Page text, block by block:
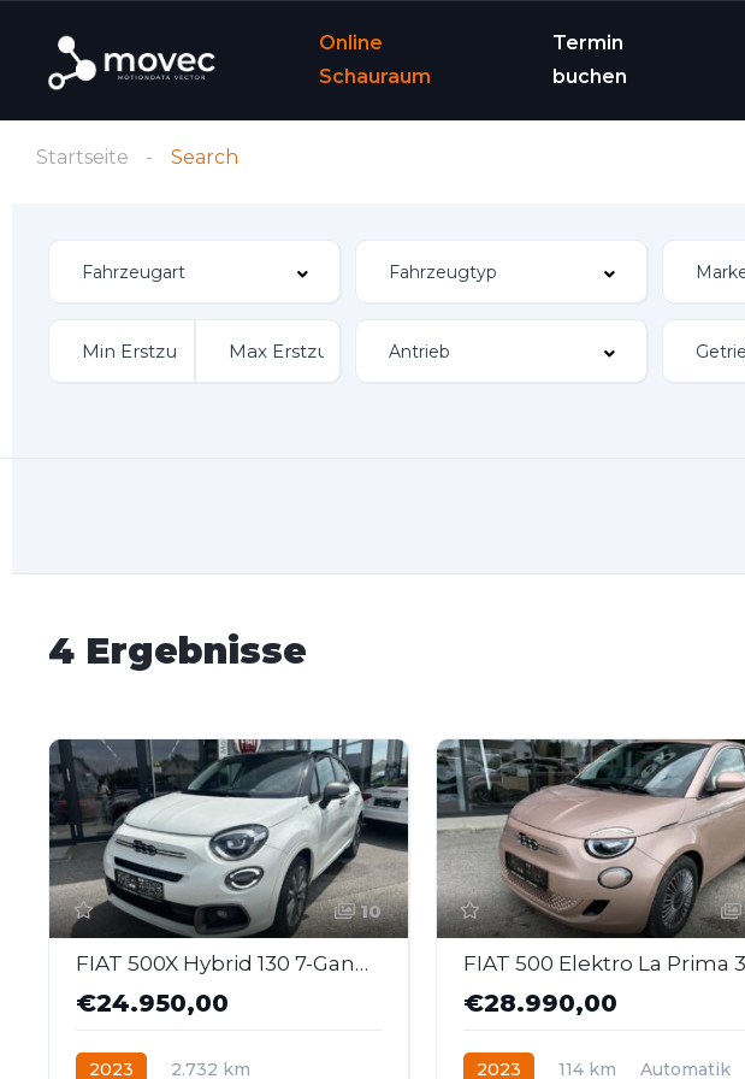
Online
Schauraum
Termin
buchen
Startseite Search
4 Ergebnisse
10
FIAT 500X Hybrid 130 7-Gang-DCT Sport
€24.950,00
2023 2.732 km
€28.990,00
2023 114 km Automatik